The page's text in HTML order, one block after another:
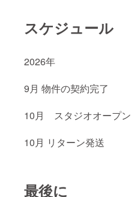
スケジュール
2026年
9月 物件の契約完了
10月 スタジオオープン
10月 リターン発送
最後に